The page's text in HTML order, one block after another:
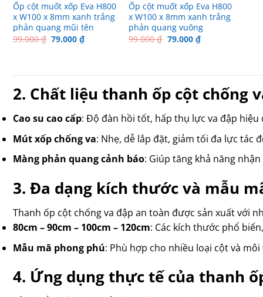
Ốp cột muốt xốp Eva H800
x W100 x 8mm xanh trắng
phản quang mũi tên
99.000₫ Giá
79.000₫Giá
Ốp cột muốt xốp Eva H800
x W100 x 8mm xanh trắng
phản quang vuông
99.000₫ Giá
79.000 ₫Giá
hiện
2. Chất liệu thanh ốp cột chống
Cao su cao cấp: Độ đàn hồi tốt, hấp thụ lực va đập hiệu
Mút xốp chống va: Nhẹ, dễ lắp đặt, giảm tối đa lực tác
Màng phản quang cảnh báo: Giúp tăng khả năng
3. Đa dạng kích thước và mẫu
Thanh ốp cột chống va đập an toàn được sản xuất với
80cm – 90cm – 100cm – 120cm: Các kích thước phổ
Mẫu mã phong phú: Phù hợp cho nhiều loại cột và
4. Ứng dụng thực tế của thanh